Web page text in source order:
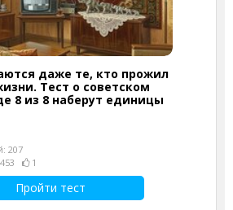
даже те, кто прожил
Тест о советском
8 из 8 наберут единицы
207
1
Пройти тест